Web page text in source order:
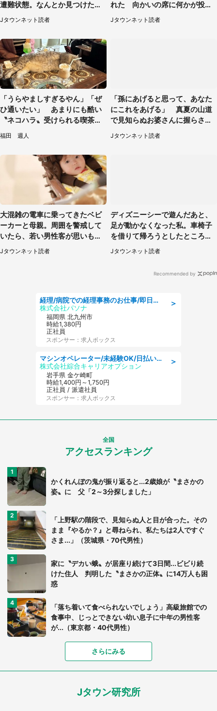
遭難状態。なんとか見つけた民
家に助けを求めると、住人の男
性が...」
Jタウンネット読者
れた 向かいの席に何かが投げ
られて（秋田県・60代女性）
Jタウンネット読者
「うらやましすぎるやん」「ぜ
ひ通いたい」 あまりにも酷い
〝ネコハラ〟受けられる喫茶店
に5.3万人驚がく
福田 週人
「孫にあげると思って、あなた
にこれをあげる」 真夏の山道
で見知らぬお婆さんに握らされ
たもの（山口県・30代女性）
Jタウンネット読者
大混雑の電車に乗ってきたベビ
ーカーと母親。周囲を警戒して
いたら、若い男性客が思いもよ
らぬ行動に（東京都・50代女
性）
Jタウンネット読者
ディズニーシーで遊んだあと、
足が動かなくなった私。車椅子
を借りて帰ろうとしたところで
キャストが（60代女性）
Jタウンネット読者
Recommended by
＞
経理/病院での経理事務のお仕事/即日勤務可/車通勤可/経理/一般事務
株式会社パソナ
福岡県 北九州市
時給1,380円
正社員
スポンサー：求人ボックス
＞
マシンオペレーター/未経験OK/日払いOK/寮完備/交替制/20・30・40代活躍中
株式会社綜合キャリアオプション
岩手県 金ケ崎町
時給1,400円～1,750円
正社員 / 派遣社員
スポンサー：求人ボックス
全国
アクセスランキング
かくれんぼの鬼が振り返ると...2歳娘が〝まさかの
姿〟に 父「2～3分探しました」
「上野駅の階段で、見知らぬ人と目が合った。その
まま『やるか？』と尋ねられ、私たちは2人ですぐ
さま...」（茨城県・70代男性）
家に〝デカい蛾〟が居座り続けて3日間...ビビり続
けた住人 判明した〝まさかの正体〟に14万人も困
惑
「落ち着いて食べられないでしょう」高級旅館での
食事中、じっとできない幼い息子に中年の男性客
が...（東京都・40代男性）
「富豪すぎ」1歳息子の〝店頭駄々こね〟の内容に1.
7万人驚がく 「お菓子売り場ならまだしも...」「ハ
ードル高い」
あまりにも四角すぎる猫、激写される 「これもう
さらにみる
Jタウン研究所